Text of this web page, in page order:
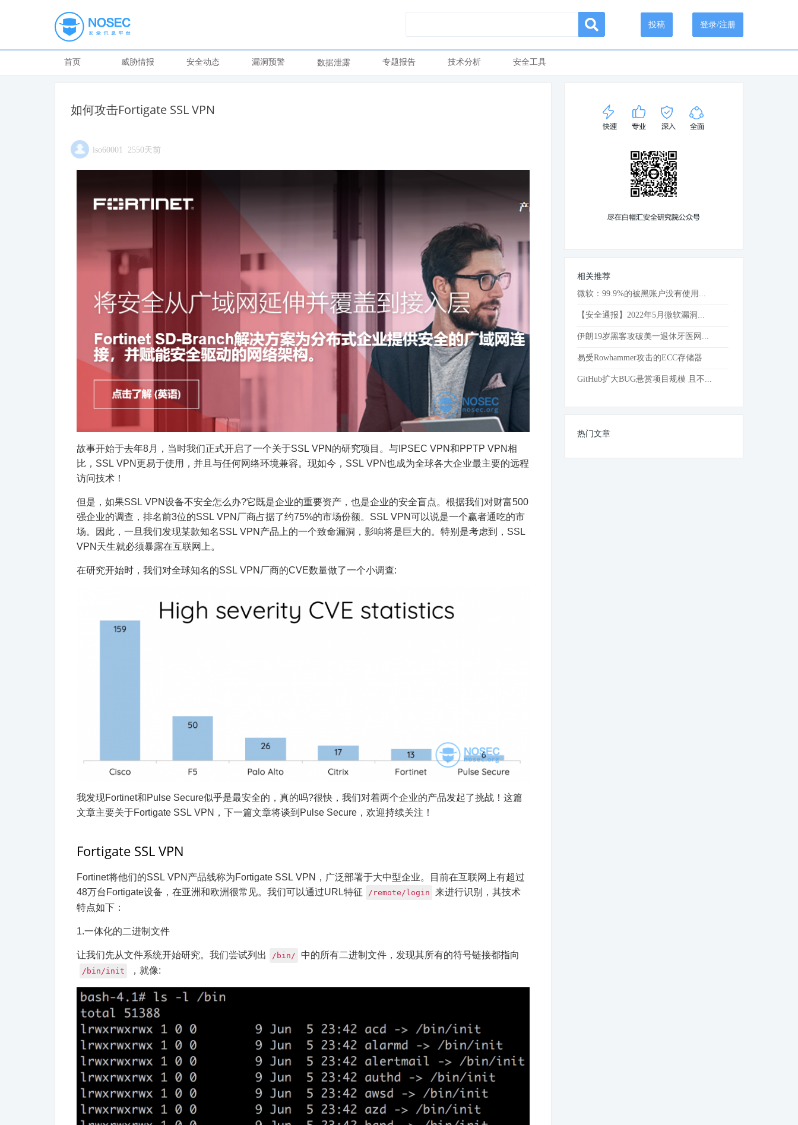
登录/注册
投稿
首页 威胁情报 安全动态 漏洞预警 数据泄露 专题报告 技术分析 安全工具
如何攻击Fortigate SSL VPN
iso60001 2550天前
故事开始于去年8月，当时我们正式开启了一个关于SSL VPN的研究项目。与IPSEC VPN和PPTP VPN相
比，SSL VPN更易于使用，并且与任何网络环境兼容。现如今，SSL VPN也成为全球各大企业最主要的远程
访问技术！
但是，如果SSL VPN设备不安全怎么办?它既是企业的重要资产，也是企业的安全盲点。根据我们对财富500
强企业的调查，排名前3位的SSL VPN厂商占据了约75%的市场份额。SSL VPN可以说是一个赢者通吃的市
场。因此，一旦我们发现某款知名SSL VPN产品上的一个致命漏洞，影响将是巨大的。特别是考虑到，SSL
VPN天生就必须暴露在互联网上。
在研究开始时，我们对全球知名的SSL VPN厂商的CVE数量做了一个小调查:
我发现Fortinet和Pulse Secure似乎是最安全的，真的吗?很快，我们对着两个企业的产品发起了挑战！这篇
文章主要关于Fortigate SSL VPN，下一篇文章将谈到Pulse Secure，欢迎持续关注！
Fortigate SSL VPN
Fortinet将他们的SSL VPN产品线称为Fortigate SSL VPN，广泛部署于大中型企业。目前在互联网上有超过
48万台Fortigate设备，在亚洲和欧洲很常见。我们可以通过URL特征
/remote/login
来进行识别，其技术
特点如下：
1.一体化的二进制文件
让我们先从文件系统开始研究。我们尝试列出 /bin/ 中的所有二进制文件，发现其所有的符号链接都指向
/bin/init ，就像:
相关推荐
微软：99.9%的被黑账户没有使用...
【安全通报】2022年5月微软漏洞...
伊朗19岁黑客攻破美一退休牙医网...
易受Rowhammer攻击的ECC存储器
GitHub扩大BUG悬赏项目规模 且不...
热门文章